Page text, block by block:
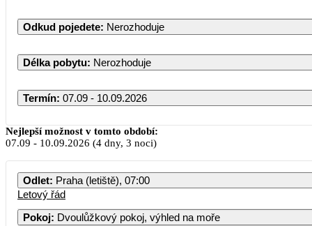
Odkud pojedete: Nerozhoduje
Délka pobytu: Nerozhoduje
Termín: 07.09 - 10.09.2026
Nejlepší možnost v tomto období:
07.09 - 10.09.2026 (4 dny, 3 noci)
Odlet: Praha (letiště), 07:00
Letový řád
Pokoj: Dvoulůžkový pokoj, výhled na moře